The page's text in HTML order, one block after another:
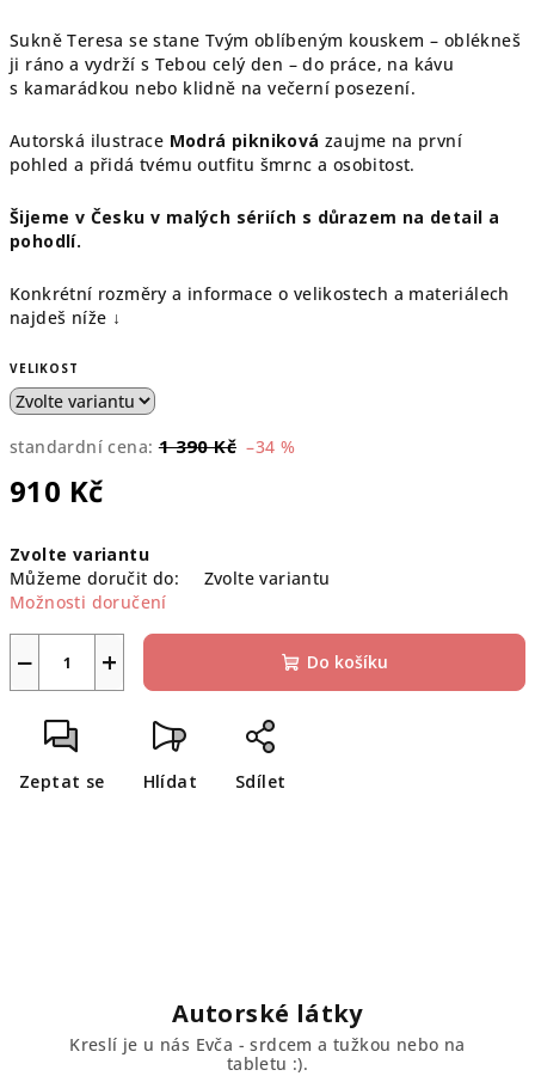
Sukně Teresa se stane Tvým oblíbeným kouskem – oblékneš
ji ráno a vydrží s Tebou celý den – do práce, na kávu
s kamarádkou nebo klidně na večerní posezení.
Autorská ilustrace Modrá piknikovázaujme na první
pohled a přidá tvému outfitu šmrnc a osobitost.
Šijeme v Česku v malých sériích s důrazem na detail a
pohodlí.
Konkrétní rozměry a informace o velikostech a materiálech
najdeš níže ↓
VELIKOST
standardní cena: 1 390 Kč –34 %
910 Kč
cena:
Zvolte variantu
Můžeme doručit do:
Zvolte variantu
Možnosti doručení
+
− Do košíku
Zeptat se Hlídat Sdílet
Autorské látky
Kreslí je u nás Evča - srdcem a tužkou nebo na
tabletu :).